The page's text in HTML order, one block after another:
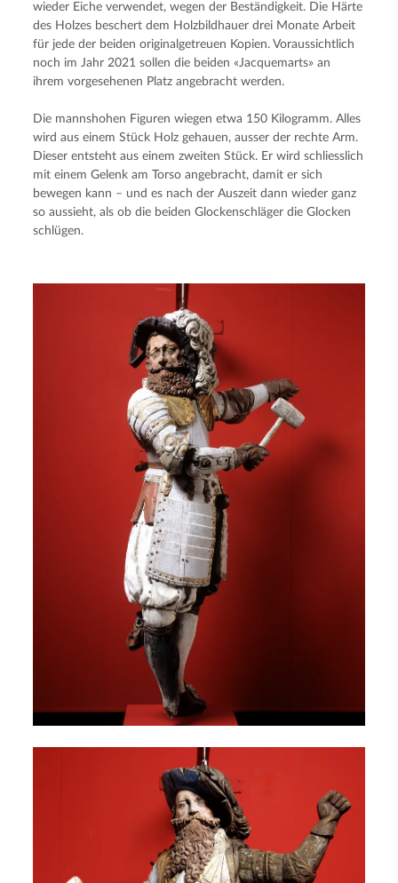
wieder Eiche verwendet, wegen der Beständigkeit. Die Härte
des Holzes beschert dem Holzbildhauer drei Monate Arbeit
für jede der beiden originalgetreuen Kopien. Voraussichtlich
noch im Jahr 2021 sollen die beiden «Jacquemarts» an
ihrem vorgesehenen Platz angebracht werden.
Die mannshohen Figuren wiegen etwa 150 Kilogramm. Alles
wird aus einem Stück Holz gehauen, ausser der rechte Arm.
Dieser entsteht aus einem zweiten Stück. Er wird schliesslich
mit einem Gelenk am Torso angebracht, damit er sich
bewegen kann – und es nach der Auszeit dann wieder ganz
so aussieht, als ob die beiden Glockenschläger die Glocken
schlügen.